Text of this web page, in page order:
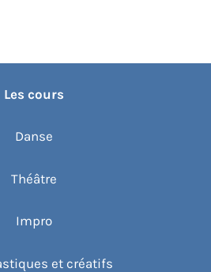
Les cours
Danse
Théâtre
Impro
et créatifs